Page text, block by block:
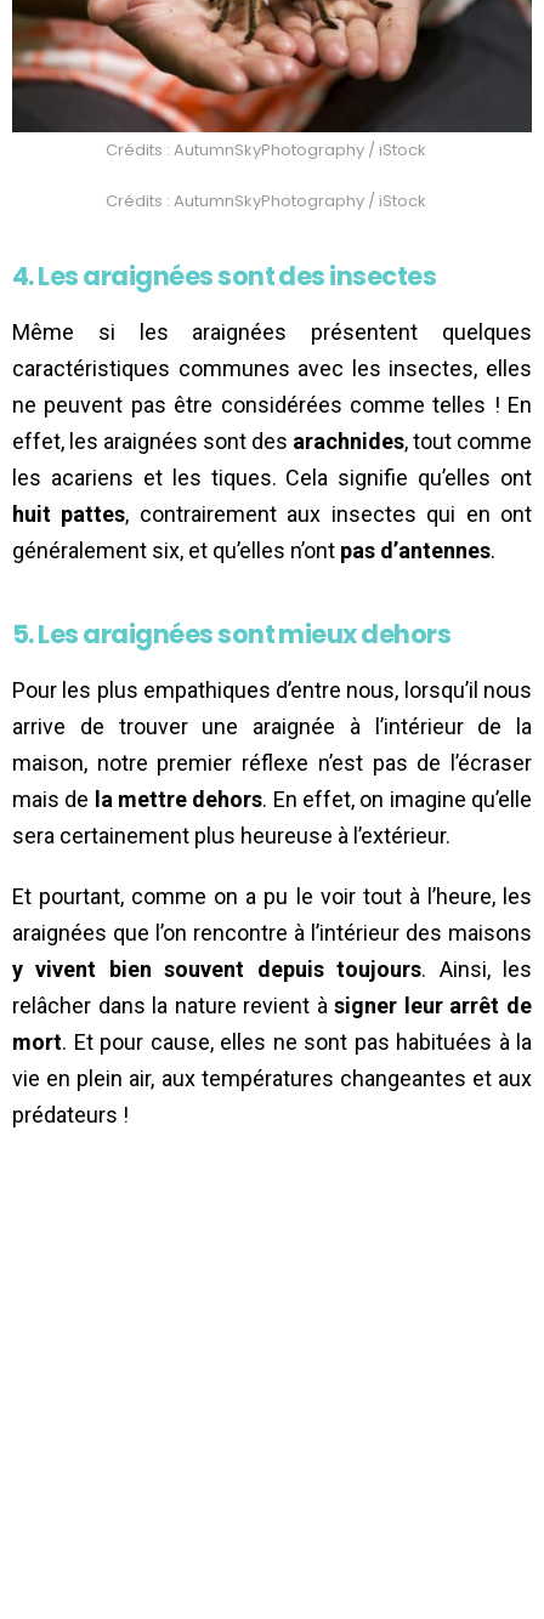
Crédits : AutumnSkyPhotography / iStock
Crédits : AutumnSkyPhotography / iStock
4. Les araignées sont des insectes
Même si les araignées présentent quelques
caractéristiques communes avec les insectes, elles
ne peuvent pas être considérées comme telles ! En
effet, les araignées sont des arachnides, tout comme
les acariens et les tiques. Cela signifie qu’elles ont
huit pattes, contrairement aux insectes qui en ont
généralement six, et qu’elles n’ont pas d’antennes.
5. Les araignées sont mieux dehors
Pour les plus empathiques d’entre nous, lorsqu’il nous
arrive de trouver une araignée à l’intérieur de la
maison, notre premier réflexe n’est pas de l’écraser
mais de la mettre dehors. En effet, on imagine qu’elle
sera certainement plus heureuse à l’extérieur.
Et pourtant, comme on a pu le voir tout à l’heure, les
araignées que l’on rencontre à l’intérieur des maisons
y vivent bien souvent depuis toujours. Ainsi, les
relâcher dans la nature revient àsigner leur arrêt de
mort. Et pour cause, elles ne sont pas habituées à la
vie en plein air, aux températures changeantes et aux
prédateurs !